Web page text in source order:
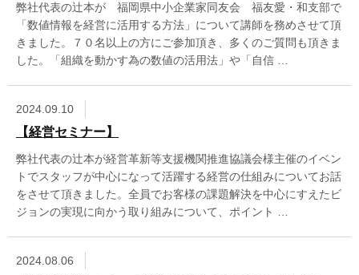
弊社代表の辻本が 福岡県中小企業家同友会 福友愛・和支部で
「数値情報を経営に活用する方法」について講師を務めさせて頂
きました。７０名以上の方にご参加頂き、多くのご質問も頂きま
した。「組織を動かす為の数値の活用法」や「自信 …
2024.09.10
【経営セミナー】
弊社代表の辻本が経営革新等支援機関推進協議会様主催のイベン
トでスタッフが中心になって活躍する経営の仕組みについてお話
をさせて頂きました。全員でお客様の課題解決を中心にすえたビ
ジョンの実現に向かう取り組みについて、ポイント …
2024.08.06